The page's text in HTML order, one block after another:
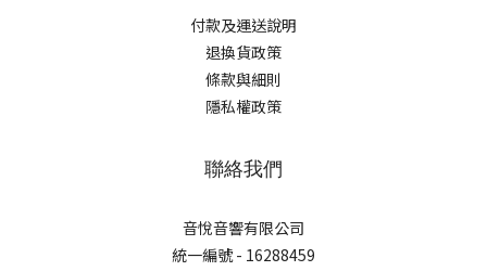
付款及運送說明
退換貨政策
條款與細則
隱私權政策
聯絡我們
音悅音響有限公司
統一編號 - 16288459